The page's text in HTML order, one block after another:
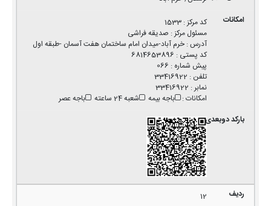
کد مرکز:
1533
مسئول مرکز: صدیقه فراشی
آدرس:خرم آباد-میدان امام ساختمان هفت آسمان -طبقه اول
کد پستی :
6814653896
پیش شماره :
066
تلفن :
33416922
نمابر:
33416922
امکانات: باجه بیمه شعبه 24 ساعته باجه عصر
12